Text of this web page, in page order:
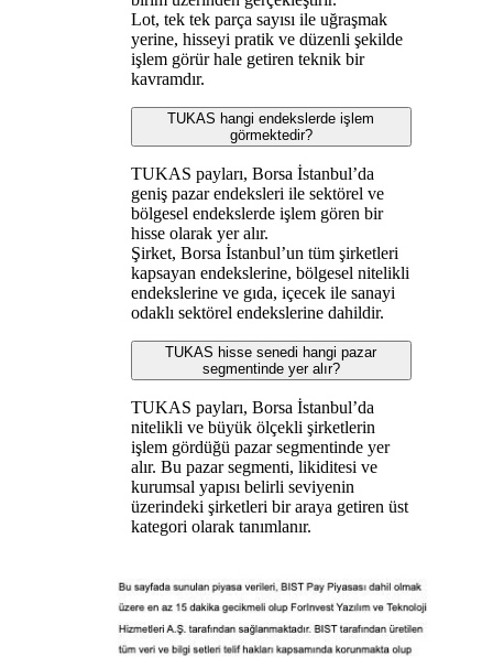
Lot, tek tek parça sayısı ile uğraşmak
yerine, hisseyi pratik ve düzenli şekilde
işlem görür hale getiren teknik bir
kavramdır.
TUKAS hangi endekslerde işlem
görmektedir?
TUKAS payları, Borsa İstanbul’da
geniş pazar endeksleri ile sektörel ve
bölgesel endekslerde işlem gören bir
hisse olarak yer alır.
Şirket, Borsa İstanbul’un tüm şirketleri
kapsayan endekslerine, bölgesel nitelikli
endekslerine ve gıda, içecek ile sanayi
odaklı sektörel endekslerine dahildir.
TUKAS hisse senedi hangi pazar
segmentinde yer alır?
TUKAS payları, Borsa İstanbul’da
nitelikli ve büyük ölçekli şirketlerin
işlem gördüğü pazar segmentinde yer
alır. Bu pazar segmenti, likiditesi ve
kurumsal yapısı belirli seviyenin
üzerindeki şirketleri bir araya getiren üst
kategori olarak tanımlanır.